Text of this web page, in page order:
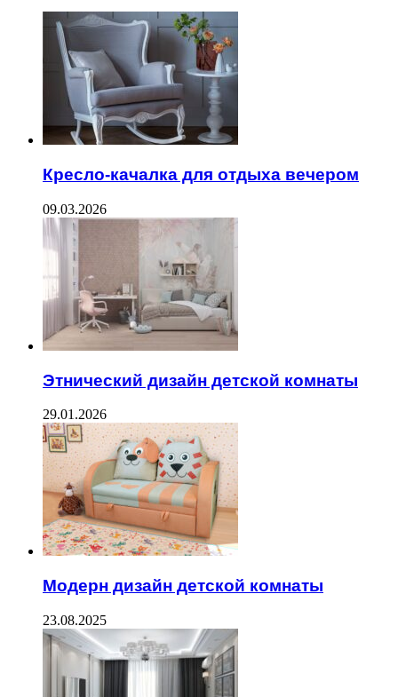
Кресло-качалка для отдыха вечером
09.03.2026
Этнический дизайн детской комнаты
29.01.2026
Модерн дизайн детской комнаты
23.08.2025